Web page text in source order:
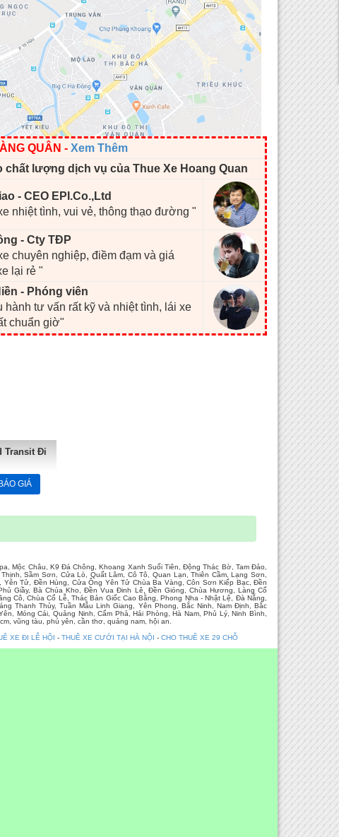
QUÂN - Xem Thêm
chất lượng dịch vụ của Thue Xe Hoang Quan
- CEO EPI.Co.,Ltd
nhiệt tình, vui vẻ, thông thạo đường "
- Cty TĐP
chuyên nghiệp, điềm đạm và giá
lại rẻ "
- Phóng viên
hành tư vấn rất kỹ và nhiệt tình, lái xe
chuẩn giờ"
Transit Đi
GIÁ
Mộc Châu, K9 Đá Chông, Khoang Xanh Suối Tiên, Động Thác Bờ, Tam Đảo,
Sầm Sơn, Cửa Lò, Quất Lâm, Cô Tô, Quan Lạn, Thiên Cầm, Lạng Sơn,
Tử, Đền Hùng, Cửa Ông Yên Tử Chùa Ba Vàng, Côn Sơn Kiếp Bạc, Đền
Giầy, Bà Chúa Kho, Đền Vua Đinh Lê, Đền Gióng, Chùa Hương, Làng Cổ
Cô, Chùa Cổ Lễ, Thác Bản Giốc Cao Bằng, Phong Nha - Nhật Lệ, Đà Nẵng,
Thanh Thủy, Tuần Mẫu Linh Giang, Yên Phong, Bắc Ninh, Nam Định, Bắc
Móng Cái, Quảng Ninh, Cẩm Phả, Hải Phòng, Hà Nam, Phủ Lý, Ninh Bình,
vũng tàu, phú yên, cần thơ, quảng nam, hội an.
XE ĐI LỄ HỘI - THUÊ XE CƯỚI TẠI HÀ NỘI - CHO THUÊ XE 29 CHỖ